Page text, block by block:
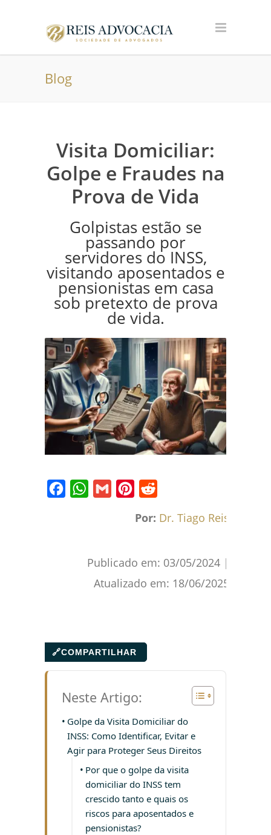
Blog
Visita Domiciliar:
Golpe e Fraudes na
Prova de Vida
Golpistas estão se
passando por
servidores do INSS,
visitando aposentados e
pensionistas em casa
sob pretexto de prova
de vida.
Por: Dr. Tiago Reis
Publicado em: 03/05/2024 |
Atualizado em: 18/06/2025
🔗COMPARTILHAR
Neste Artigo:
Golpe da Visita Domiciliar do
INSS: Como Identificar, Evitar e
Agir para Proteger Seus Direitos
Por que o golpe da visita
domiciliar do INSS tem
crescido tanto e quais os
riscos para aposentados e
pensionistas?